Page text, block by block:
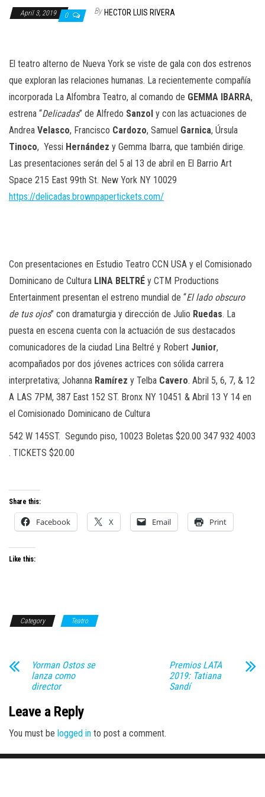
April 3, 2019 0 By HECTOR LUIS RIVERA
El teatro alterno de Nueva York se viste de gala con dos estrenos
que exploran las relaciones humanas. La recientemente compañía
incorporada La Alfombra Teatro, al comando de GEMMA IBARRA,
estrena “Delicadas” de Alfredo Sanzol y con las actuaciones de
Andrea Velasco, Francisco Cardozo, Samuel Garnica, Úrsula
Tinoco, Yessi Hernández y Gemma Ibarra, que también dirige.
Las presentaciones serán del 5 al 13 de abril en El Barrio Art
Space 215 East 99th St. New York NY 10029
https://delicadas.brownpapertickets.com/
Con presentaciones en Estudio Teatro CCN USA y el Comisionado
Dominicano de Cultura LINA BELTRÉ y CTM Productions
Entertainment presentan el estreno mundial de “El lado obscuro
de tus ojos” con dramaturgia y dirección de Julio Ruedas. La
puesta en escena cuenta con la actuación de sus destacados
comunicadores de la ciudad Lina Beltré y Robert Junior,
acompañados por dos jóvenes actrices con sólida carrera
interpretativa; Johanna Ramírez y Telba Cavero. Abril 5, 6, 7, & 12
A LAS 7PM, 387 East 152 ST. Bronx NY 10451 & Abril 13 Y 14 en
el Comisionado Dominicano de Cultura
542 W 145ST. Segundo piso, 10023 Boletas $20.00 347 932 4003
. TICKETS $20.00
Share this:
Facebook X Email Print
Like this:
Category Teatro
Yorman Ostos se
lanza como
director
Premios LATA
2019: Tatiana
Sandí
Leave a Reply
You must be logged in to post a comment.